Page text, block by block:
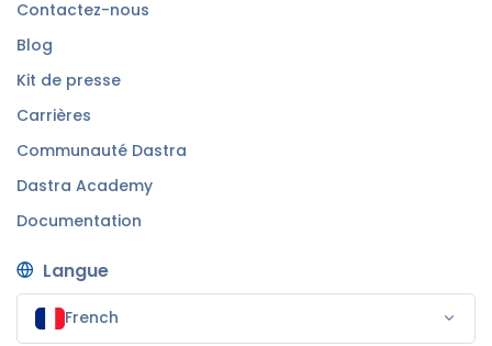
Contactez-nous
Blog
Kit de presse
Carrières
Communauté Dastra
Dastra Academy
Documentation
Langue
French